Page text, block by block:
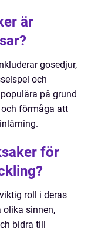
är
gosedjur,
och
på grund
förmåga att
för
roll i deras
olika sinnen,
bidra till